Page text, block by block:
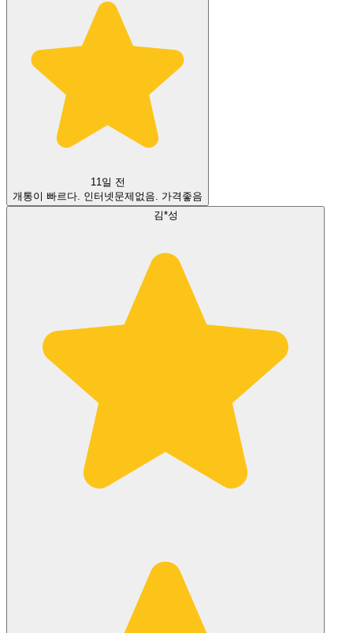
11일 전
개통이 빠르다. 인터넷문제없음. 가격좋음
김*성